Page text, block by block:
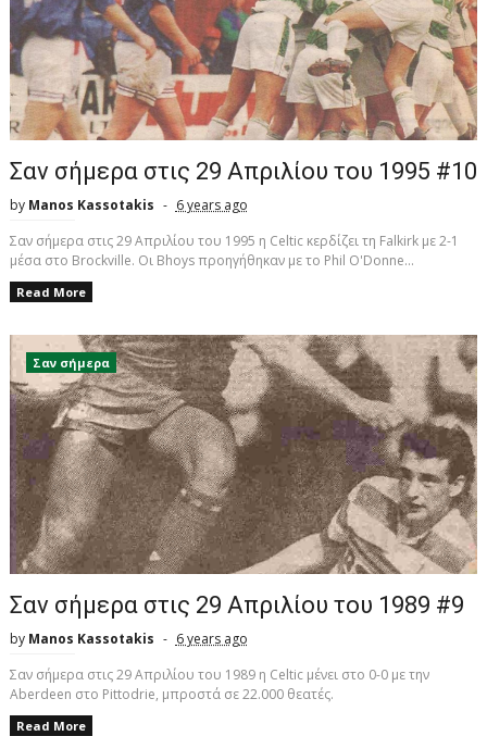
Σαν σήμερα στις 29 Απριλίου του 1995 #10
by Manos Kassotakis
6 years ago
Σαν σήμερα στις 29 Απριλίου του 1995 η Celtic κερδίζει τη Falkirk με 2-1
μέσα στο Brockville. Οι Bhoys προηγήθηκαν με το Phil O'Donne...
Read More
Σαν σήμερα
Σαν σήμερα στις 29 Απριλίου του 1989 #9
by Manos Kassotakis
6 years ago
Σαν σήμερα στις 29 Απριλίου του 1989 η Celtic μένει στο 0-0 με την
Aberdeen στο Pittodrie, μπροστά σε 22.000 θεατές.
Read More